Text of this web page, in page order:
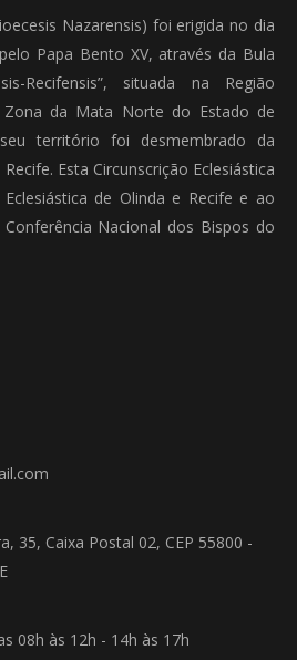
Nazarensis) foi erigida no dia
Papa Bento XV, através da Bula
Recifensis”, situada na Região
da Mata Norte do Estado de
território foi desmembrado da
Esta Circunscrição Eclesiástica
de Olinda e Recife e ao
Nacional dos Bispos do
35, Caixa Postal 02, CEP 55800 -
08h às 12h - 14h às 17h